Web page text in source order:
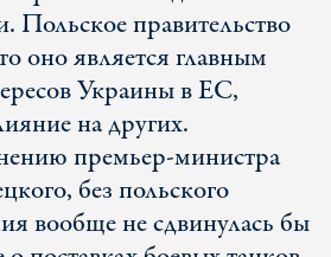
Польское правительство
оно является главным
Украины в ЕС,
на других.
премьер-министра
без польского
вообще не сдвинулась бы